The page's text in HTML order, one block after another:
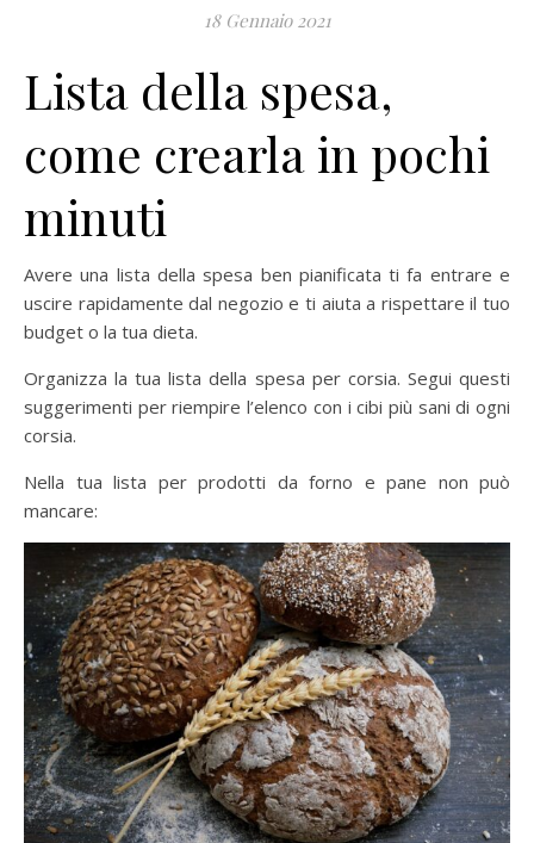
18 Gennaio 2021
Lista della spesa,
come crearla in pochi
minuti
Avere una lista della spesa ben pianificata ti fa entrare e
uscire rapidamente dal negozio e ti aiuta a rispettare il tuo
budget o la tua dieta.
Organizza la tua lista della spesa per corsia. Segui questi
suggerimenti per riempire l’elenco con i cibi più sani di ogni
corsia.
Nella tua lista per prodotti da forno e pane non può
mancare: